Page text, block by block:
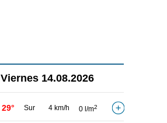
Viernes 14.08.2026
29° Sur 4 km/h 0 l/m2